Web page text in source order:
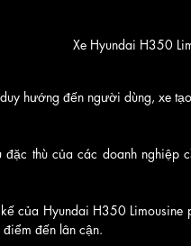
Xe Hyundai H350
hướng đến người dùng, xe
thù của các doanh nghiệp
của Hyundai H350
đến lân cận.